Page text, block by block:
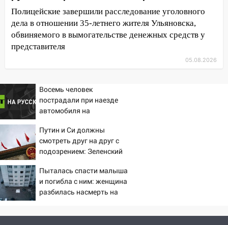
забрал у пенсионерки из
Димитровграда более 1,1 млн рублей
10:01 В Заволжском районе Ульяновска
загорелся легковой автомобиль
загорелись промышленные отходы
09:45
В Заволжском районе Ульяновска
загорелся гаражный бокс:
эвакуировались четыре человека
09:28
В Майнском районе загорелся
дачный дом
08:28
УлГУ получит субсидию на
создание отечественного ПЦР-
анализатора
07:17 Какая погода ждёт Ульяновскую
Полицейские завершили расследование уголовного
дела в отношении 35-летнего жителя Ульяновска,
обвиняемого в вымогательстве денежных средств у
представителя
05.08.2026
Восемь человек
пострадали при наезде
автомобиля на
Путин и Си должны
смотреть друг на друг с
подозрением: Зеленский
дипломатам
Пыталась спасти малыша
и погибла с ним: женщина
разбилась насмерть на